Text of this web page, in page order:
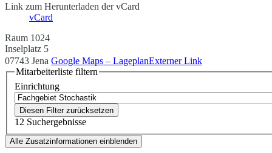
Link zum Herunterladen der vCard
vCard
Raum 1024
Inselplatz 5
07743 Jena Google Maps – LageplanExterner Link
Mitarbeiterliste filtern
Einrichtung
Diesen Filter zurücksetzen
12 Suchergebnisse
Alle Zusatzinformationen einblenden